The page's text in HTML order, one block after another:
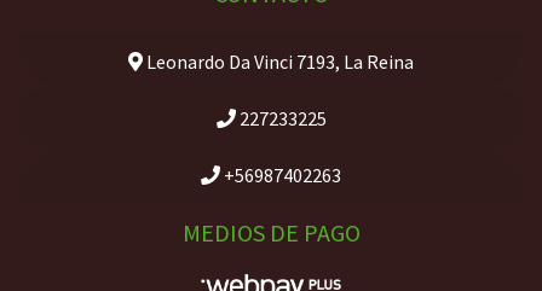
Leonardo Da Vinci 7193, La Reina
227233225
+56987402263
MEDIOS DE PAGO